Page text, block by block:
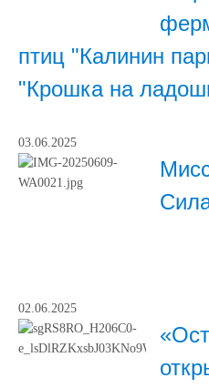
птиц "Калинин
"Крошка на
03.06.2025
02.06.2025